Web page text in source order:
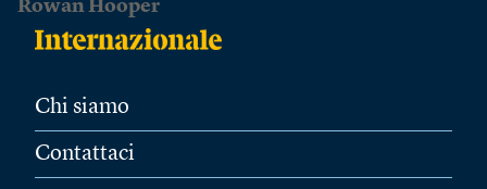
Rowan Hooper
Chi siamo
Contattaci